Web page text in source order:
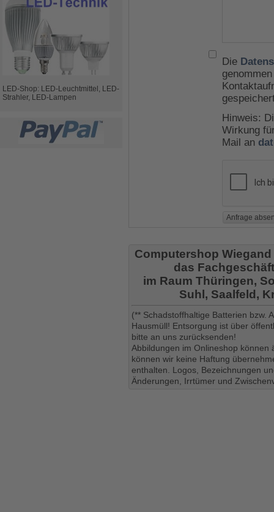
LED-Shop: LED-Leuchtmittel, LED-
Strahler, LED-Lampen
Die
Hinweis:
Wirkung
Mail an
Computershop
das
im Raum Thüringen,
Suhl, Saalfeld,
(** Schadstoffhaltige Batterien bzw.
Hausmüll! Entsorgung ist über
bitte an uns zurücksenden!
Abbildungen im Onlineshop
können wir keine Haftung
enthalten. Logos, Bezeichnungen
Änderungen, Irrtümer und